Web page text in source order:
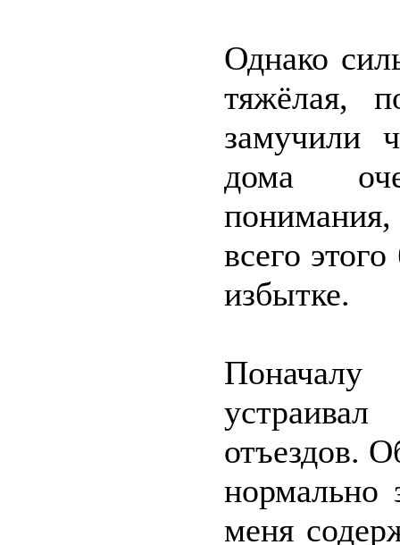
Однако
тяжёлая,
замучили
дома
всего
избытке.
отъездов.
нормально
меня